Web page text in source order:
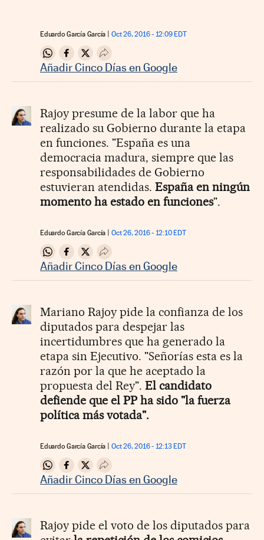
Eduardo García García Oct 26, 2016 - 12:09 EDT
Compartir en Whatsapp
Compartir en Facebook
Compartir en Twitter
Desplegar Redes Sociales
Añadir Cinco Días en Google
Rajoy presume de la labor que ha
realizado su Gobierno durante la etapa
en funciones. "España es una
democracia madura, siempre que las
responsabilidades de Gobierno
estuvieran atendidas. España en ningún
momento ha estado en funciones".
Eduardo García García Oct 26, 2016 - 12:10 EDT
Compartir en Whatsapp
Compartir en Facebook
Compartir en Twitter
Desplegar Redes Sociales
Añadir Cinco Días en Google
Mariano Rajoy pide la confianza de los
diputados para despejar las
incertidumbres que ha generado la
etapa sin Ejecutivo. "Señorías esta es la
razón por la que he aceptado la
propuesta del Rey". El candidato
defiende que el PP ha sido "la fuerza
política más votada".
Eduardo García García Oct 26, 2016 - 12:13 EDT
Compartir en Whatsapp
Compartir en Facebook
Compartir en Twitter
Desplegar Redes Sociales
Añadir Cinco Días en Google
Rajoy pide el voto de los diputados para